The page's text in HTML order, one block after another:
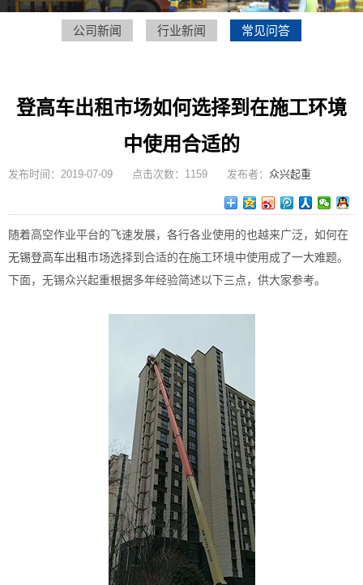
公司新闻 行业新闻 常见问答
登高车出租市场如何选择到在施工环境
中使用合适的
发布时间：2019-07-09 点击次数：1159 发布者： 众兴起重
随着高空作业平台的飞速发展，各行各业使用的也越来广泛，如何在
无锡登高车出租市场选择到合适的在施工环境中使用成了一大难题。
下面，无锡众兴起重根据多年经验简述以下三点，供大家参考。